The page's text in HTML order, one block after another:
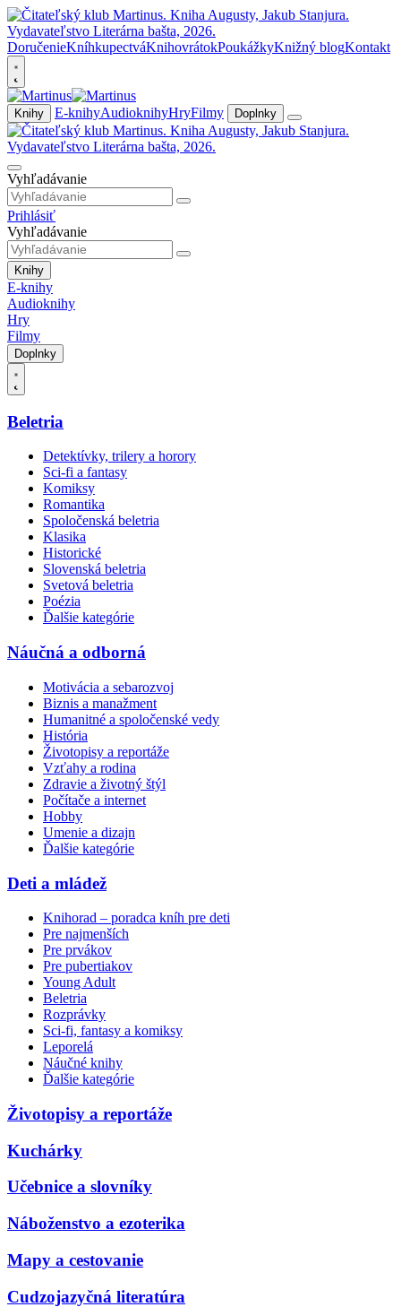
DoručenieKníhkupectváKnihovrátokPoukážkyKnižný blogKontakt
Knihy E-knihyAudioknihyHryFilmy Doplnky
Vyhľadávanie
Prihlásiť
Vyhľadávanie
Knihy
E-knihy
Audioknihy
Hry
Filmy
Doplnky
Beletria
Detektívky, trilery a horory
Sci-fi a fantasy
Komiksy
Romantika
Spoločenská beletria
Klasika
Historické
Slovenská beletria
Svetová beletria
Poézia
Ďalšie kategórie
Náučná a odborná
Motivácia a sebarozvoj
Biznis a manažment
Humanitné a spoločenské vedy
História
Životopisy a reportáže
Vzťahy a rodina
Zdravie a životný štýl
Počítače a internet
Hobby
Umenie a dizajn
Ďalšie kategórie
Deti a mládež
Knihorad – poradca kníh pre deti
Pre najmenších
Pre prvákov
Pre pubertiakov
Young Adult
Beletria
Rozprávky
Sci-fi, fantasy a komiksy
Leporelá
Náučné knihy
Ďalšie kategórie
Životopisy a reportáže
Kuchárky
Učebnice a slovníky
Náboženstvo a ezoterika
Mapy a cestovanie
Cudzojazyčná literatúra